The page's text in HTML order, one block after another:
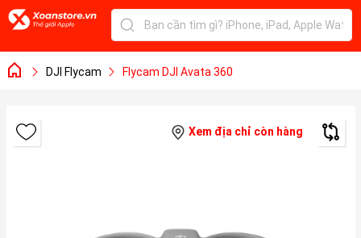
DJI Flycam Flycam DJI Avata 360
Xem địa chỉ còn hàng